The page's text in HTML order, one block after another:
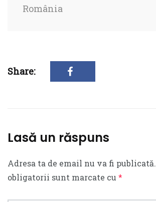
România
Share:
Lasă un răspuns
Adresa ta de email nu va fi publicată.
obligatorii sunt marcate cu *